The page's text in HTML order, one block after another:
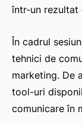
într-un rezultat
În cadrul
tehnici de
marketing. De
tool-uri
comunicare în